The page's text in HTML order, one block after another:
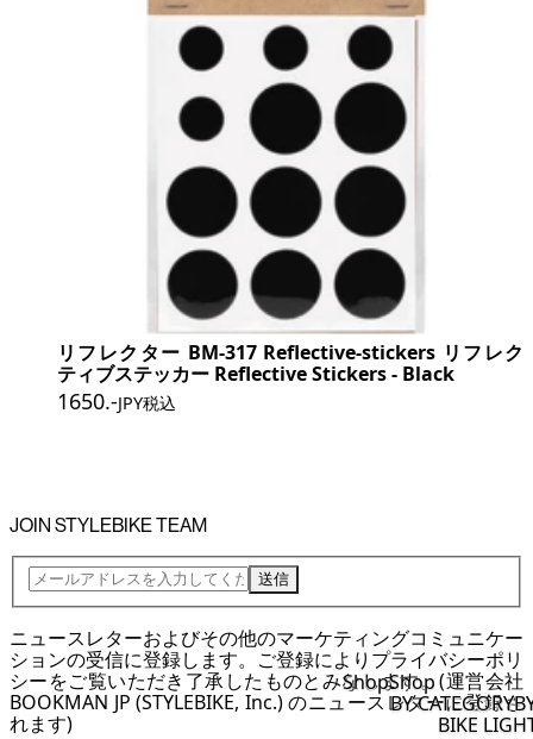
ShopShop
BY CATEGORY
BIKE
リフレクター BM-317 Reflective-stickers リフレク
ティブステッカー Reflective Stickers - Black
1650.-JPY税込
JOIN STYLEBIKE TEAM
送信
ニュースレターおよびその他のマーケティングコミュニケー
ションの受信に登録します。ご登録により プライバシーポリ
シーをご覧いただき了承したものとみなします。(運営会社
BOOKMAN JP (STYLEBIKE, Inc.) のニュースレターに登録さ
れます)